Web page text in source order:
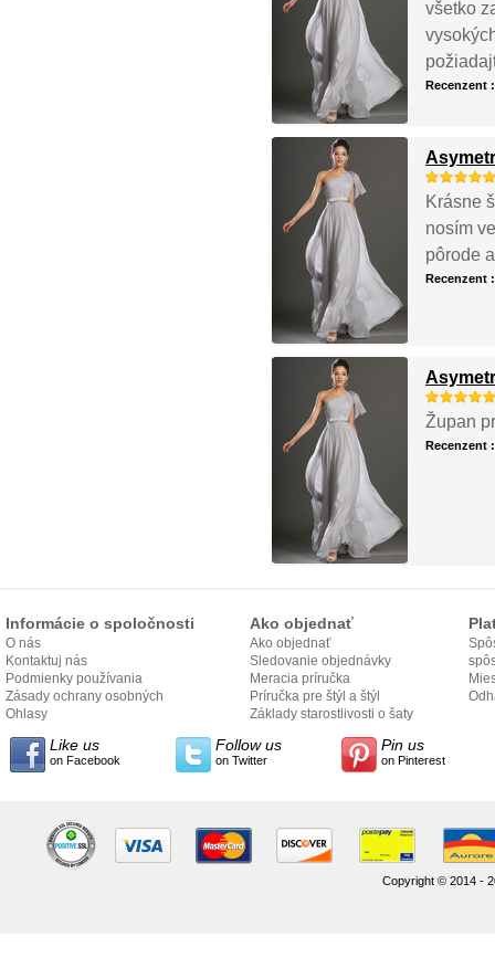
všetko
Recenzent
Krásne
nosím
pôrode
Recenzent
Župan
Recenzent
Informácie o spoločnosti
O nás
Kontaktuj nás
Podmienky používania
Zásady ochrany osobných
údajov
Ohlasy
Ako objednať
Ako objednať
Sledovanie objednávky
Meracia príručka
Príručka pre štýl a štýl
Základy starostlivosti o šaty
Like us
on Facebook
Follow us
on Twitter
Pin us
on Pinterest
Copyright © 2014 -